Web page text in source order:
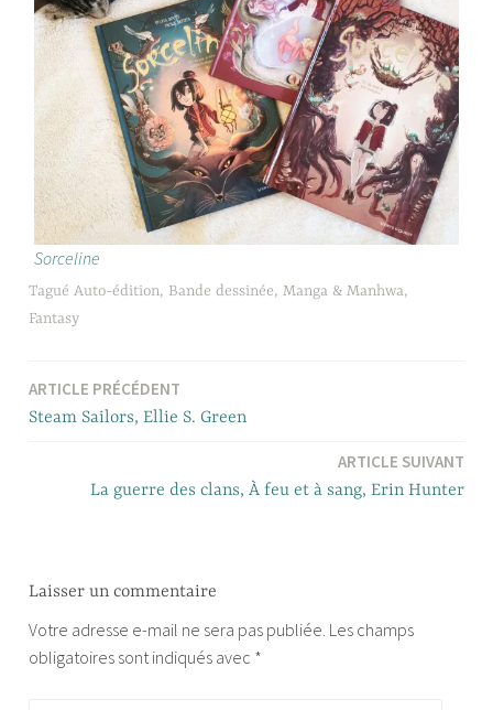
Sorceline
TaguéAuto-édition, Bande dessinée, Manga & Manhwa,
Fantasy
Navigation
de
ARTICLE PRÉCÉDENT
Steam Sailors, Ellie S. Green
ARTICLE SUIVANT
La guerre des clans, À feu et à sang, Erin Hunter
Laisser un commentaire
Votre adresse e-mail ne sera pas publiée. Les champs
obligatoires sont indiqués avec *